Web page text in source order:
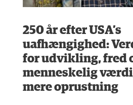
250 år efter USA’s
uafhængighed:
for udvikling, fred
menneskelig
mere oprustning